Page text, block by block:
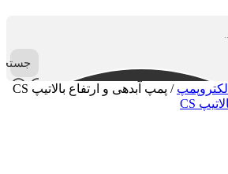
الکتروپمپ / پمپ آبدهی و ارتفاع بالاتیپ CS